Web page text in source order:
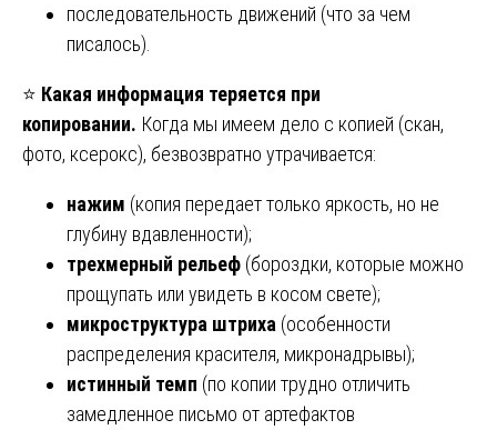
последовательность движений (что за чем
писалось).
⭐ Какая информация теряется при
копировании. Когда мы имеем дело с копией (скан,
фото, ксерокс), безвозвратно утрачивается:
нажим (копия передает только яркость, но не
глубину вдавленности);
трехмерный рельеф (бороздки, которые можно
прощупать или увидеть в косом свете);
микроструктура штриха (особенности
распределения красителя, микронадрывы);
истинный темп (по копии трудно отличить
замедленное письмо от артефактов